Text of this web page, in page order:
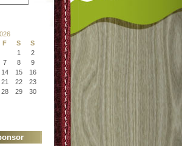
F S S
1
2
7 8
9
14 15
16
21 22
23
28 29
30